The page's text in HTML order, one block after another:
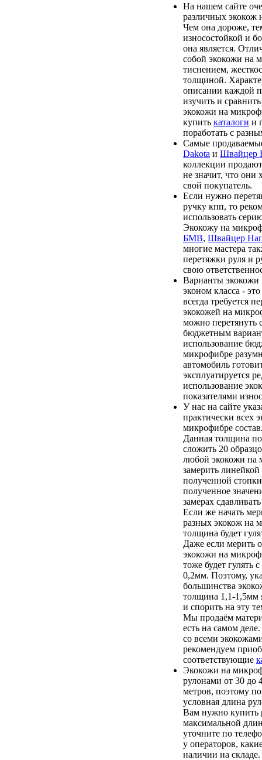
На нашем сайте
различных экокож
Чем она дороже,
износостойкой и
она является.
собой экокожи на
тиснением,
толщиной.
описании каждой
изучить и
экокожи на
купить каталоги и
поработать с
Самые
Dakota и Швайцер
коллекции
не значит, что
свой покупатель.
Если нужно
ручку кпп, то
использовать
Экокожу на
БМВ, Швайцер
многие мастера
перетяжки руля и
свою
Варианты
эконом класса - это
всегда требуется
экокожей на
можно перетянуть
бюджетным
использование
микрофибре
автомобиль
эксплуатируется
использование
показателями
У нас на сайте
практически всех
микрофибре
Данная толщина
сложить 20
любой экокожи на
замерить
полученной
полученное
замерах
Если же начать
разных экокож на
толщина будет
Даже если мерить
экокожи на
тоже будет гулять
0,2мм. Поэтому,
большинства
толщина 1,1-1,5мм
и спорить на эту
Мы продаём
есть на самом
со всеми
рекомендуем
соответствующие
Экокожи на
рулонами от 30 до
метров, поэтому
условная длина
Вам нужно купить
максимальной
уточните по
у операторов,
наличии на складе.